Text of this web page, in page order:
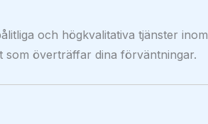
och högkvalitativa tjänster inom
som överträffar dina förväntningar.